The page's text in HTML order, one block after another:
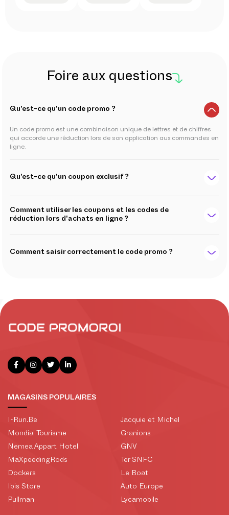
Foire aux questions
Qu'est-ce qu'un code promo ?
Un code promo est une combinaison unique de lettres et de chiffres
qui accorde une réduction lors de son application aux commandes en
ligne.
Qu'est-ce qu'un coupon exclusif ?
Comment utiliser les coupons et les codes de
réduction lors d'achats en ligne ?
Comment saisir correctement le code promo ?
MAGASINS POPULAIRES
I-Run.Be
Mondial Tourisme
Nemea Appart Hotel
MaXpeedingRods
Dockers
Ibis Store
Pullman
Jacquie et Michel
Granions
GNV
Ter SNFC
Le Boat
Auto Europe
Lycamobile